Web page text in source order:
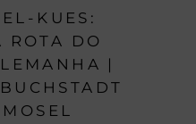
KUES:
ROTA DO
|